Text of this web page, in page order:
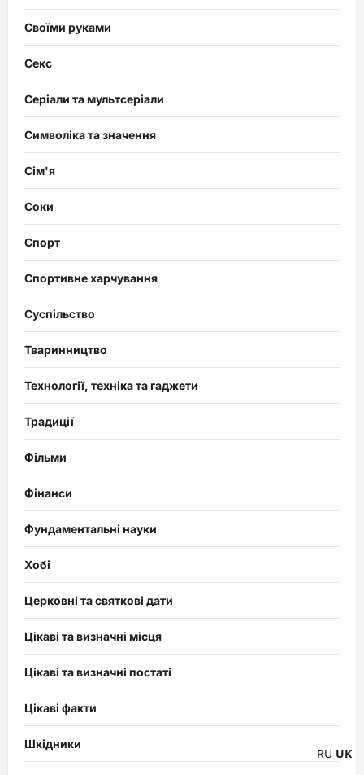
Своїми руками
Секс
Серіали та мультсеріали
Символіка та значення
Сім'я
Соки
Спорт
Спортивне харчування
Суспільство
Тваринництво
Технології, техніка та гаджети
Традиції
Фільми
Фінанси
Фундаментальні науки
Хобі
Церковні та святкові дати
Цікаві та визначні місця
Цікаві та визначні постаті
Цікаві факти
Шкідники
RU UK